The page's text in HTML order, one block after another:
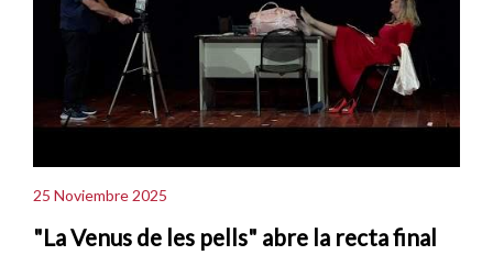
25 Noviembre 2025
"La Venus de les pells" abre la recta final